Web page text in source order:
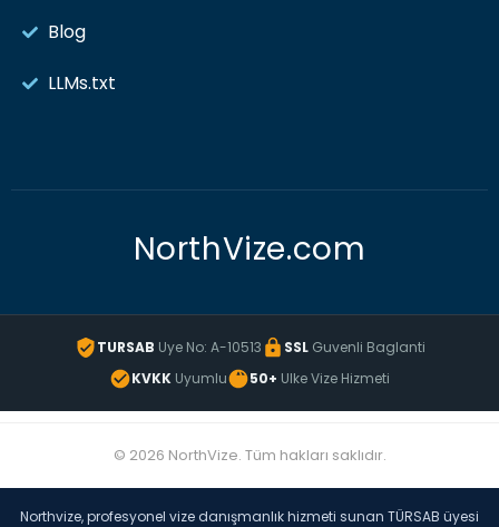
Blog
LLMs.txt
NorthVize.com
TURSAB Uye No: A-10513 SSLGuvenli Baglanti
KVKK Uyumlu 50+ Ulke Vize Hizmeti
© 2026 NorthVize. Tüm hakları saklıdır.
Northvize, profesyonel vize danışmanlık hizmeti sunan TÜRSAB üyesi